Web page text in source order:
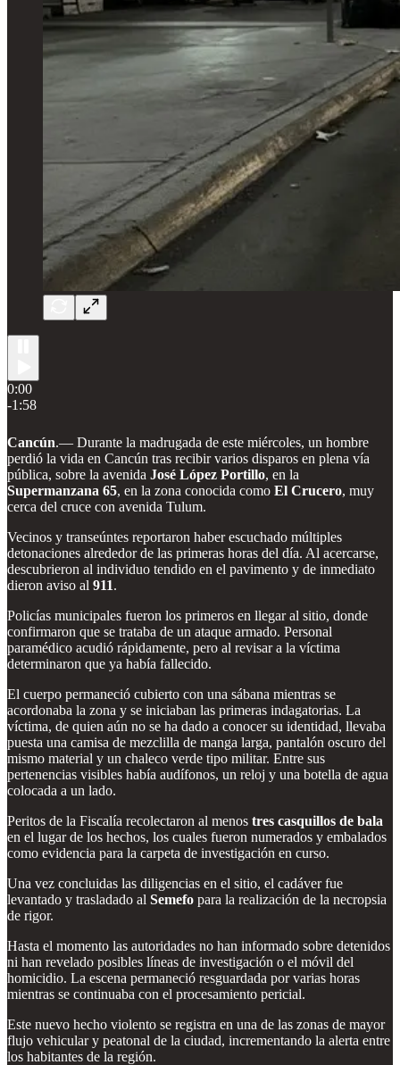
0:00
-1:58
Cancún.— Durante la madrugada de este miércoles, un hombre
perdió la vida en Cancún tras recibir varios disparos en plena vía
pública, sobre la avenida José López Portillo, en la
Supermanzana 65, en la zona conocida como El Crucero, muy
cerca del cruce con avenida Tulum.
Vecinos y transeúntes reportaron haber escuchado múltiples
detonaciones alrededor de las primeras horas del día. Al acercarse,
descubrieron al individuo tendido en el pavimento y de inmediato
dieron aviso al 911.
Policías municipales fueron los primeros en llegar al sitio, donde
confirmaron que se trataba de un ataque armado. Personal
paramédico acudió rápidamente, pero al revisar a la víctima
determinaron que ya había fallecido.
El cuerpo permaneció cubierto con una sábana mientras se
acordonaba la zona y se iniciaban las primeras indagatorias. La
víctima, de quien aún no se ha dado a conocer su identidad, llevaba
puesta una camisa de mezclilla de manga larga, pantalón oscuro del
mismo material y un chaleco verde tipo militar. Entre sus
pertenencias visibles había audífonos, un reloj y una botella de agua
colocada a un lado.
Peritos de la Fiscalía recolectaron al menos tres casquillos de bala
en el lugar de los hechos, los cuales fueron numerados y embalados
como evidencia para la carpeta de investigación en curso.
Una vez concluidas las diligencias en el sitio, el cadáver fue
levantado y trasladado al Semefo para la realización de la necropsia
de rigor.
Hasta el momento las autoridades no han informado sobre detenidos
ni han revelado posibles líneas de investigación o el móvil del
homicidio. La escena permaneció resguardada por varias horas
mientras se continuaba con el procesamiento pericial.
Este nuevo hecho violento se registra en una de las zonas de mayor
flujo vehicular y peatonal de la ciudad, incrementando la alerta entre
los habitantes de la región.